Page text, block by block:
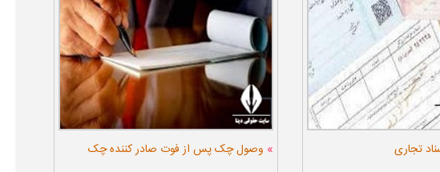
تجاری » وصول چک پس از فوت صادر کننده چک